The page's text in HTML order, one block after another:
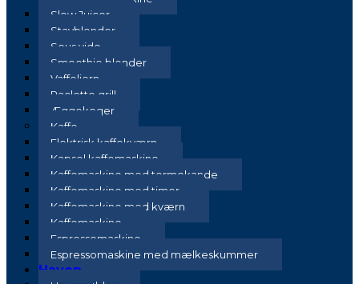
Slow Juicer
Stavblender
Sous vide
Smoothie blender
Vaffeljern
Raclette grill
Æggekoger
Kaffe
Elektrisk kaffekværn
Kapsel kaffemaskine
Kaffemaskine med termokande
Kaffemaskine med timer
Kaffemaskine med kværn
Kaffemaskine
Espressomaskine
Espressomaskine med mælkeskummer
Haven